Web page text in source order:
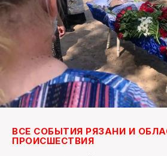
ВСЕ СОБЫТИЯ РЯЗАНИ И
ПРОИСШЕСТВИЯ